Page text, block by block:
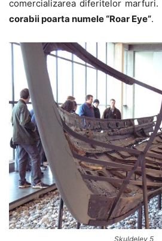
comercializarea diferitelor marfuri.
corabii poarta numele “Roar Eye”.
Skuldelev 5